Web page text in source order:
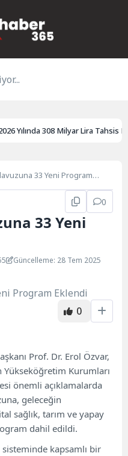
Yılında 308 Milyar Lira Tahsis
33 Yeni Program
0
33 Yeni
Güncelleme: 28 Tem 2025
0
Prof. Dr. Erol Özvar,
Yükseköğretim Kurumları
önemli açıklamalarda
geleceğin
sağlık, tarım ve yapay
dahil edildi.
kapsamlı bir